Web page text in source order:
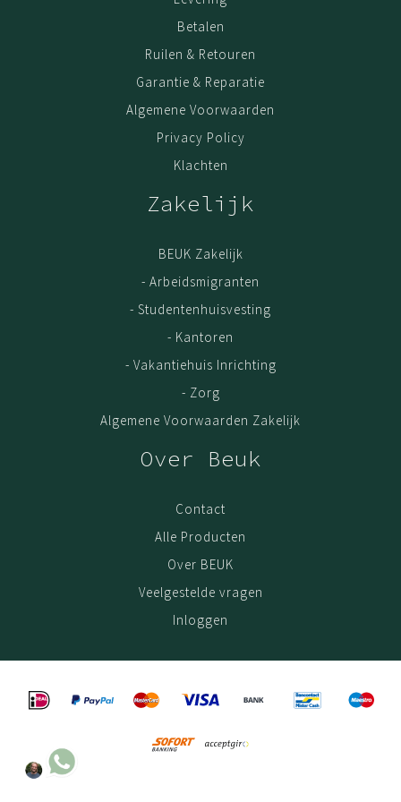
Om je wollen vloerkleed zo lang mogelijk mooi te houden
zodat je er van kunt blijven genieten, is een goed
onderhoud erg belangrijk. Stofzuig het kleed daarom
regelmatig met een ingeklapte borstel. Wekelijks én
meteen wanneer er zichtbaar vuil op ligt. Hang het bij
goed weer af en toe en half uurtje in de buitenlucht om
het kleed te luchten. Om slijtage te voorkomen draai je
vlekken meteen door te deppen met water.
Betalen
Ruilen & Retouren
Garantie & Reparatie
Algemene Voorwaarden
Privacy Policy
Klachten
Zakelijk
BEUK Zakelijk
- Arbeidsmigranten
- Studentenhuisvesting
- Kantoren
- Vakantiehuis Inrichting
- Zorg
Algemene Voorwaarden Zakelijk
Over Beuk
Contact
Alle Producten
Over BEUK
Veelgestelde vragen
Inloggen